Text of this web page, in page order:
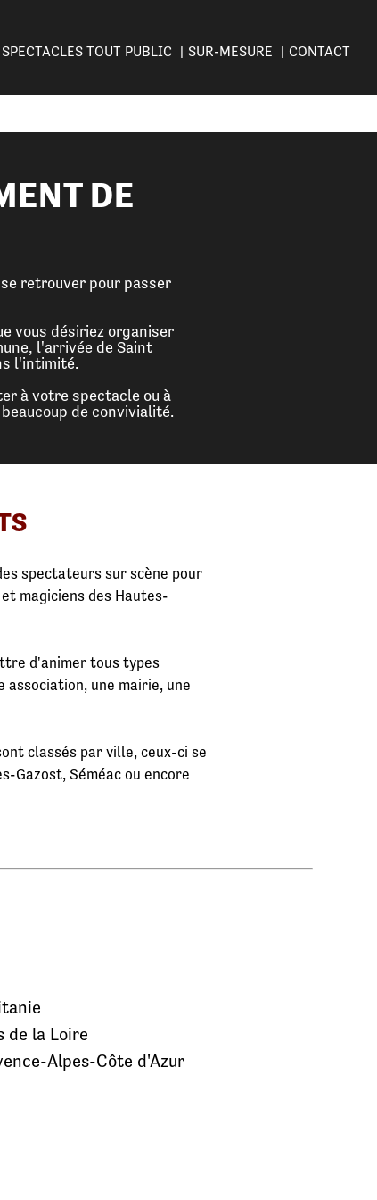
SPECTACLES TOUT PUBLIC SUR-MESURE CONTACT
DE
retrouver pour passer
vous désiriez organiser
l'arrivée de Saint
l'intimité.
à votre spectacle ou à
de convivialité.
spectateurs sur scène pour
magiciens des Hautes-
d'animer tous types
une mairie, une
classés par ville, ceux-ci se
Gazost, Séméac ou encore
de la Loire
Alpes-Côte d'Azur